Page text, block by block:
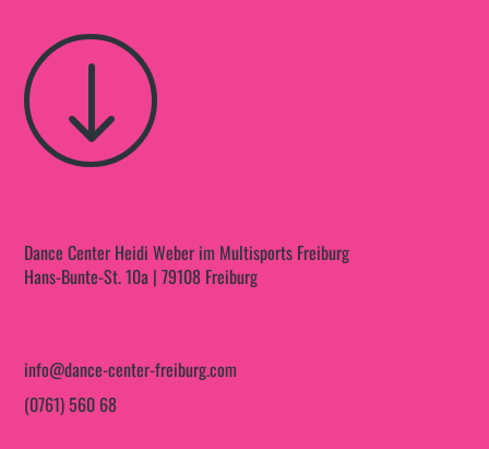
"
Dance Center Heidi Weber im Multisports Freiburg
Hans-Bunte-St. 10a | 79108 Freiburg
info@dance-center-freiburg.com
(0761) 560 68